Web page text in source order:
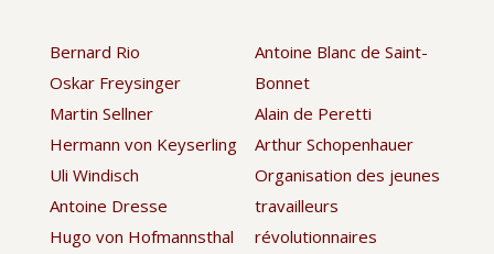
Bernard Rio
Oskar Freysinger
Martin Sellner
Hermann von Keyserling
Uli Windisch
Antoine Dresse
Hugo von Hofmannsthal
Antoine Blanc de Saint-
Bonnet
Alain de Peretti
Arthur Schopenhauer
Organisation des jeunes
travailleurs
révolutionnaires